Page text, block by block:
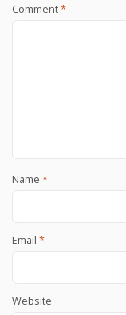
Comment*
Name *
Email *
Website